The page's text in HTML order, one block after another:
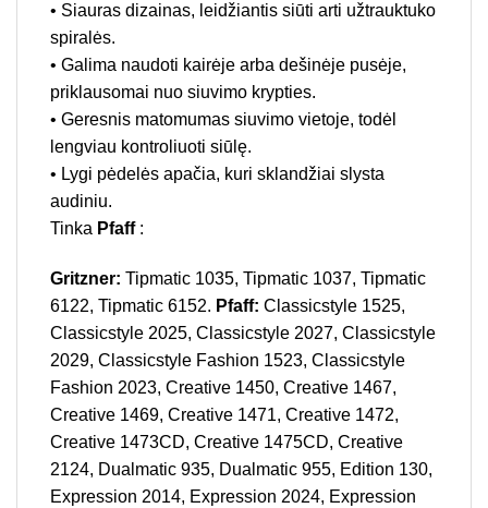
• Siauras dizainas, leidžiantis siūti arti užtrauktuko
spiralės.
• Galima naudoti kairėje arba dešinėje pusėje,
priklausomai nuo siuvimo krypties.
• Geresnis matomumas siuvimo vietoje, todėl
lengviau kontroliuoti siūlę.
• Lygi pėdelės apačia, kuri sklandžiai slysta
audiniu.
Tinka Pfaff :
Gritzner: Tipmatic 1035, Tipmatic 1037, Tipmatic
6122, Tipmatic 6152. Pfaff: Classicstyle 1525,
Classicstyle 2025, Classicstyle 2027, Classicstyle
2029, Classicstyle Fashion 1523, Classicstyle
Fashion 2023, Creative 1450, Creative 1467,
Creative 1469, Creative 1471, Creative 1472,
Creative 1473CD, Creative 1475CD, Creative
2124, Dualmatic 935, Dualmatic 955, Edition 130,
Expression 2014, Expression 2024, Expression